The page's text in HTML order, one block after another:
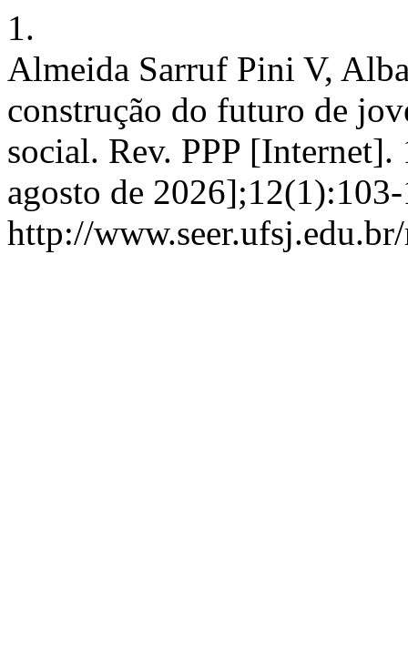
1.
Almeida Sarruf Pini V,
construção do futuro de
social. Rev. PPP [Internet].
agosto de
http://